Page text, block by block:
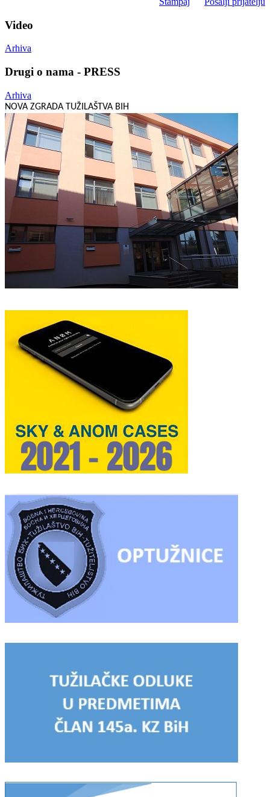
Video
Arhiva
Drugi o nama - PRESS
Arhiva
NOVA ZGRADA TUŽILAŠTVA BIH